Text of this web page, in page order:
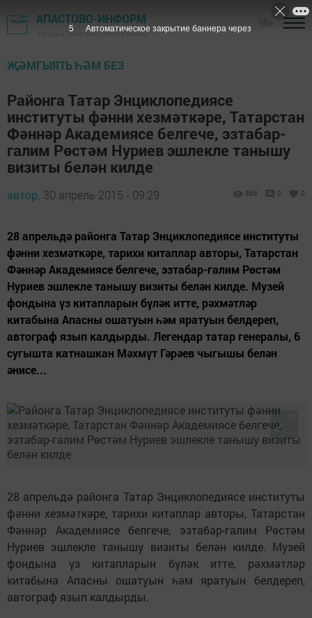
АПАСТОВО-ИНФОРМ
"Йолдыз" газетасы - Апас районы
ҖӘМГЫЯТЬ ҺӘМ БЕЗ
Районга Татар Энциклопедиясе
институты фәнни хезмәткәре, Татарстан
Фәннәр Академиясе белгече, эзтабар-
галим Рөстәм Нуриев эшлекле танышу
визиты белән килде
автор, 30 апрель 2015 - 09:29 566 0 0
28 апрельдә районга Татар Энциклопедиясе институты
фәнни хезмәткәре, тарихи китаплар авторы, Татарстан
Фәннәр Академиясе белгече, эзтабар-галим Рөстәм
Нуриев эшлекле танышу визиты белән килде. Музей
фондына үз китапларын бүләк итте, рәхмәтләр
китабына Апасны ошатуын һәм яратуын белдереп,
автограф язып калдырды. Легендар татар генералы, 6
сугышта катнашкан Мәхмүт Гәрәев чыгышы белән
әнисе...
28 апрельдә районга Татар Энциклопедиясе институты
фәнни хезмәткәре, тарихи китаплар авторы, Татарстан
Фәннәр Академиясе белгече, эзтабар-галим Рөстәм
Нуриев эшлекле танышу визиты белән килде. Музей
фондына үз китапларын бүләк итте, рәхмәтләр
китабына Апасны ошатуын һәм яратуын белдереп,
автограф язып калдырды.
4 Автоматическое закрытие баннера через